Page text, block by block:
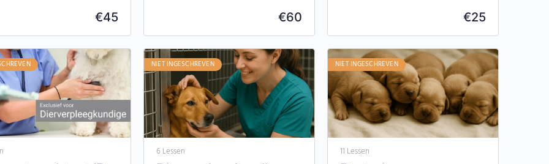
€45 €60 €25
NIET INGESCHREVEN
6 Lessen
NIET INGESCHREVEN
11 Lessen